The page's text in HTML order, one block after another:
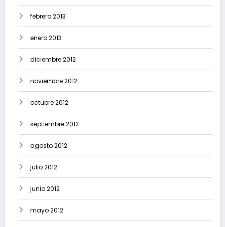
febrero 2013
enero 2013
diciembre 2012
noviembre 2012
octubre 2012
septiembre 2012
agosto 2012
julio 2012
junio 2012
mayo 2012